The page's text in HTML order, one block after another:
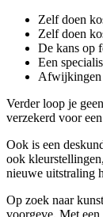
Zelf doen
Zelf doen
De kans op
Een
Afwijkingen
Verder loop je
verzekerd voor
Ook is een
ook
nieuwe uitstraling
Op zoek naar
voorgeve. Met